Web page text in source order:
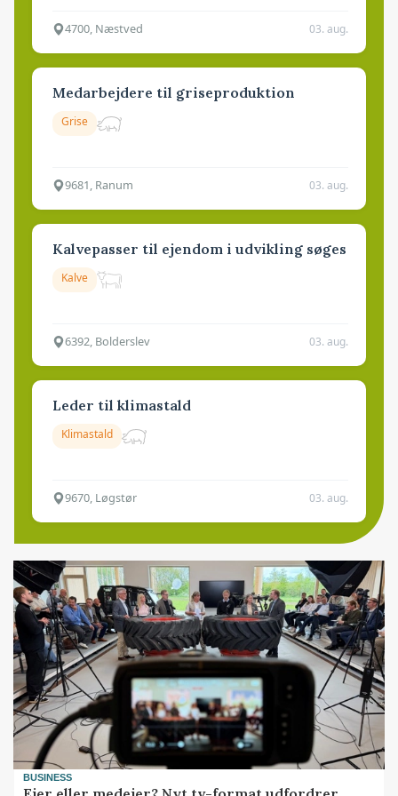
4700, Næstved 03. aug.
Medarbejdere til griseproduktion
Grise
9681, Ranum 03. aug.
Kalvepasser til ejendom i udvikling søges
Kalve
6392, Bolderslev 03. aug.
Leder til klimastald
Klimastald
9670, Løgstør 03. aug.
BUSINESS